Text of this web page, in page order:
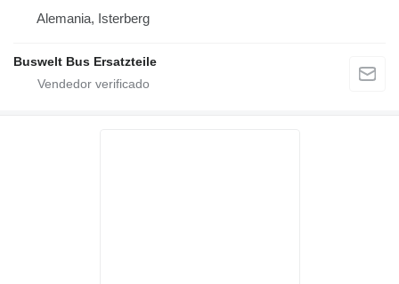
Alemania, Isterberg
Buswelt Bus Ersatzteile